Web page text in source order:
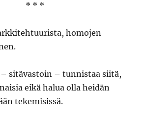
* * *
homojen
sitävastoin – tunnistaa siitä,
eikä halua olla heidän
tekemisissä.